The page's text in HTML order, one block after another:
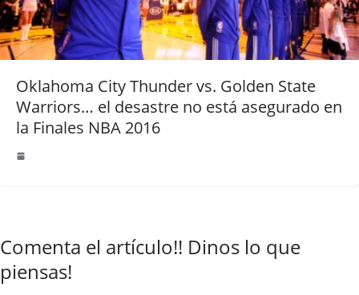
Oklahoma City Thunder vs. Golden State
Warriors… el desastre no está asegurado en
la Finales NBA 2016
Comenta el artículo!! Dinos lo que
piensas!